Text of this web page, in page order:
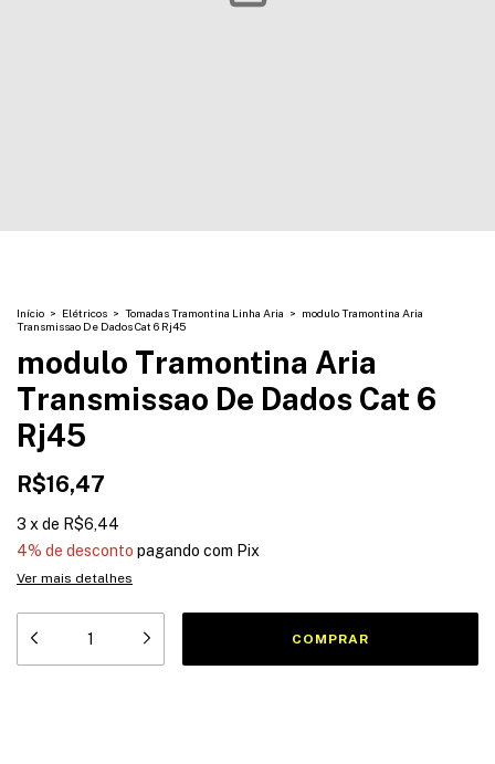
Início > Elétricos > Tomadas Tramontina Linha Aria > modulo Tramontina Aria
Transmissao De Dados Cat 6 Rj45
modulo Tramontina Aria
Transmissao De Dados Cat 6
Rj45
R$16,47
3 x de R$6,44
4% de desconto pagando com Pix
Ver mais detalhes